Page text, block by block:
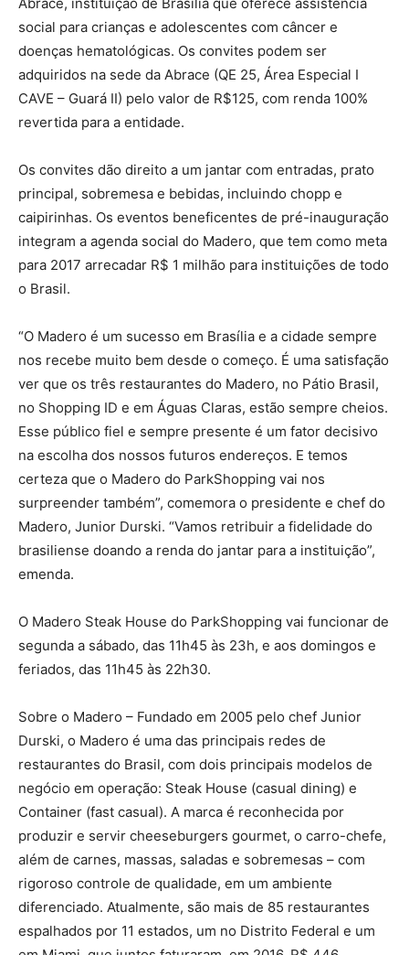
Abrace, instituição de Brasília que oferece assistência
social para crianças e adolescentes com câncer e
doenças hematológicas. Os convites podem ser
adquiridos na sede da Abrace (QE 25, Área Especial I
CAVE – Guará II) pelo valor de R$125, com renda 100%
revertida para a entidade.
Os convites dão direito a um jantar com entradas, prato
principal, sobremesa e bebidas, incluindo chopp e
caipirinhas. Os eventos beneficentes de pré-inauguração
integram a agenda social do Madero, que tem como meta
para 2017 arrecadar R$ 1 milhão para instituições de todo
o Brasil.
“O Madero é um sucesso em Brasília e a cidade sempre
nos recebe muito bem desde o começo. É uma satisfação
ver que os três restaurantes do Madero, no Pátio Brasil,
no Shopping ID e em Águas Claras, estão sempre cheios.
Esse público fiel e sempre presente é um fator decisivo
na escolha dos nossos futuros endereços. E temos
certeza que o Madero do ParkShopping vai nos
surpreender também”, comemora o presidente e chef do
Madero, Junior Durski. “Vamos retribuir a fidelidade do
brasiliense doando a renda do jantar para a instituição”,
emenda.
O Madero Steak House do ParkShopping vai funcionar de
segunda a sábado, das 11h45 às 23h, e aos domingos e
feriados, das 11h45 às 22h30.
Sobre o Madero – Fundado em 2005 pelo chef Junior
Durski, o Madero é uma das principais redes de
restaurantes do Brasil, com dois principais modelos de
negócio em operação: Steak House (casual dining) e
Container (fast casual). A marca é reconhecida por
produzir e servir cheeseburgers gourmet, o carro-chefe,
além de carnes, massas, saladas e sobremesas – com
rigoroso controle de qualidade, em um ambiente
diferenciado. Atualmente, são mais de 85 restaurantes
espalhados por 11 estados, um no Distrito Federal e um